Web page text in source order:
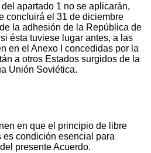
apartado 1 no se aplicarán,
concluirá el 31 de diciembre
la adhesión de la República de
ésta tuviese lugar antes, a las
en el Anexo I concedidas por la
a otros Estados surgidos de la
Unión Soviética.
en que el principio de libre
es condición esencial para
presente Acuerdo.